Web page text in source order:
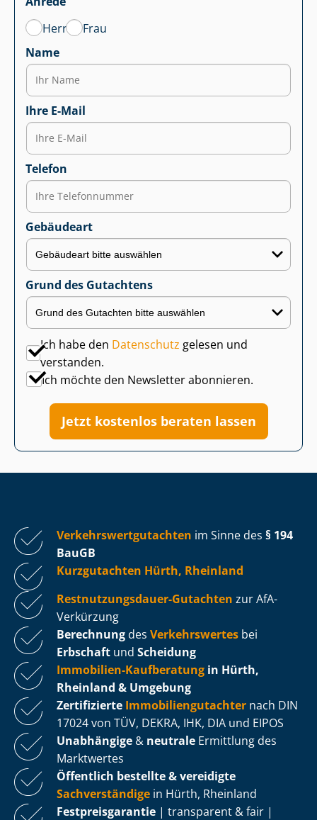
Herr
Frau
Name
Ihre E-Mail
Telefon
Gebäudeart
Grund des Gutachtens
Ich habe den Datenschutz gelesen und
verstanden.
Ich möchte den Newsletter abonnieren.
Jetzt kostenlos beraten lassen
Ver­kehrs­wert­gut­ach­ten im Sinne des § 194
BauGB
Kurzgutachten Hürth, Rheinland
Rest­nut­zungs­dau­er-Gutachten zur AfA-
Verkürzung
Berechnung des Verkehrswertes bei
Erbschaft und Scheidung
Immobilien-Kaufberatung in Hürth,
Rheinland & Umgebung
Zertifizierte Im­mo­bi­li­en­gut­ach­ter nach DIN
17024 von TÜV, DEKRA, IHK, DIA und EIPOS
Unabhängige & neutrale Ermittlung des
Marktwertes
Öffentlich bestellte & vereidigte
Sachverständige in Hürth, Rheinland
Fest­preis­ga­ran­tie | transparent & fair |